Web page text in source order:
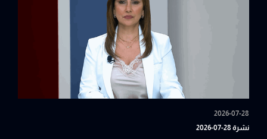
2026-07-28
نشرة 28-07-2026